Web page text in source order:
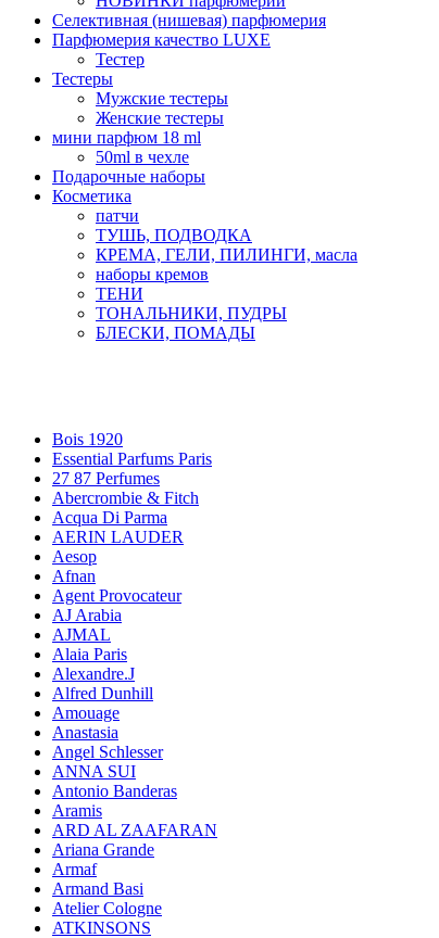
Селективная (нишевая) парфюмерия
Парфюмерия качество LUXE
Тестер
Тестеры
Мужские тестеры
Женские тестеры
мини парфюм 18 ml
50ml в чехле
Подарочные наборы
Косметика
патчи
ТУШЬ, ПОДВОДКА
КРЕМА, ГЕЛИ, ПИЛИНГИ, масла
наборы кремов
ТЕНИ
ТОНАЛЬНИКИ, ПУДРЫ
БЛЕСКИ, ПОМАДЫ
Bois 1920
Essential Parfums Paris
27 87 Perfumes
Abercrombie & Fitch
Acqua Di Parma
AERIN LAUDER
Aesop
Afnan
Agent Provocateur
AJ Arabia
AJMAL
Alaia Paris
Alexandre.J
Alfred Dunhill
Amouage
Anastasia
Angel Schlesser
ANNA SUI
Antonio Banderas
Aramis
ARD AL ZAAFARAN
Ariana Grande
Armaf
Armand Basi
Atelier Cologne
ATKINSONS